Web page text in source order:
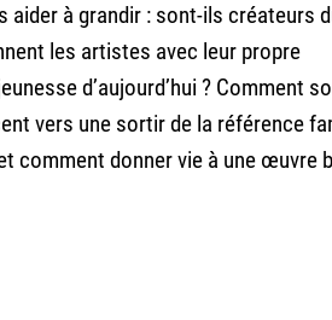
à grandir : sont-ils créateurs
les artistes avec leur propre
d’aujourd’hui ? Comment
vers une sortir de la référence
comment donner vie à une œuvre